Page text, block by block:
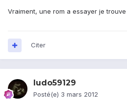
Vraiment, une rom a essayer je trouve
Citer
ludo59129
Posté(e) 3 mars 2012